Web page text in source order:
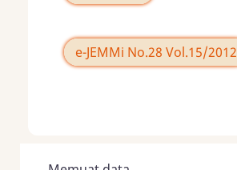
e-JEMMi No.28 Vol.15/2012